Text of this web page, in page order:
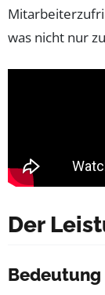
was nicht nur
Der